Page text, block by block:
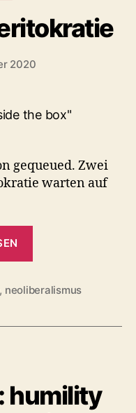
2020
gequeued. Zwei
warten auf
, neoliberalismus
humility